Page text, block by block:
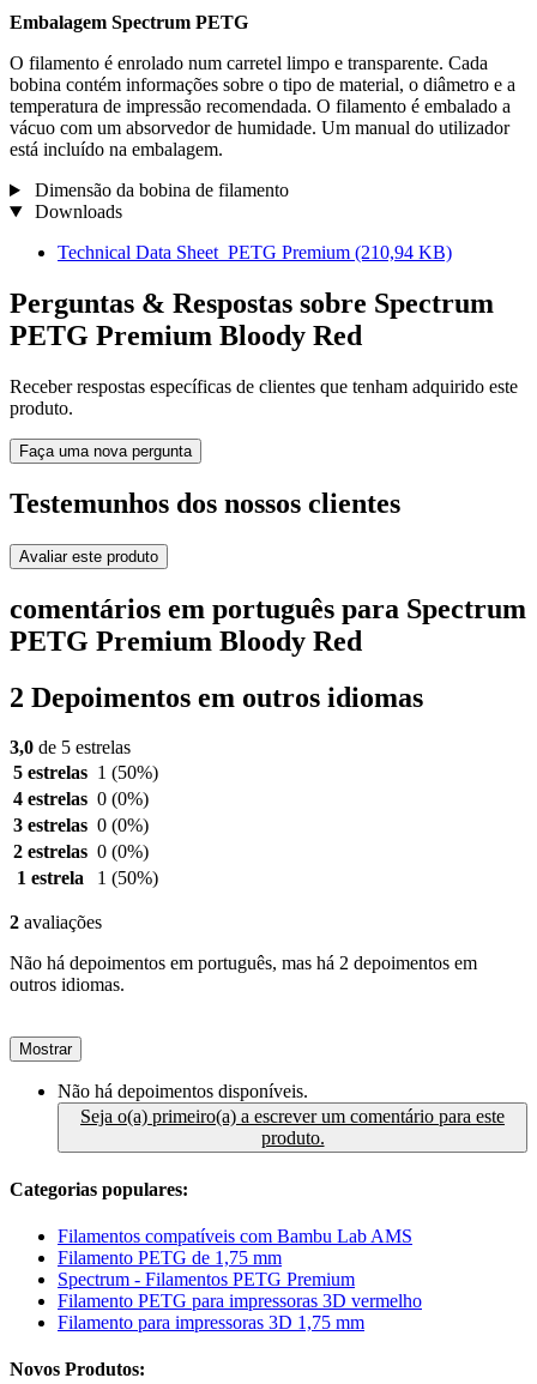
Embalagem Spectrum PETG
O filamento é enrolado num carretel limpo e transparente. Cada
bobina contém informações sobre o tipo de material, o diâmetro e a
temperatura de impressão recomendada. O filamento é embalado a
vácuo com um absorvedor de humidade. Um manual do utilizador
está incluído na embalagem.
Dimensão da bobina de filamento
Downloads
Technical Data Sheet_PETG Premium (210,94 KB)
Perguntas & Respostas sobre Spectrum
PETG Premium Bloody Red
Receber respostas específicas de clientes que tenham adquirido este
produto.
Faça uma nova pergunta
Testemunhos dos nossos clientes
Avaliar este produto
comentários em português para Spectrum
PETG Premium Bloody Red
2 Depoimentos em outros idiomas
3,0 de 5 estrelas
5 estrelas 1 (50%)
4 estrelas 0 (0%)
3 estrelas 0 (0%)
2 estrelas 0 (0%)
1 estrela
1 (50%)
2 avaliações
Não há depoimentos em português, mas há 2 depoimentos em
outros idiomas.
Mostrar
Não há depoimentos disponíveis.
Seja o(a) primeiro(a) a escrever um comentário para este
produto.
Categorias populares:
Filamentos compatíveis com Bambu Lab AMS
Filamento PETG de 1,75 mm
Spectrum - Filamentos PETG Premium
Filamento PETG para impressoras 3D vermelho
Filamento para impressoras 3D 1,75 mm
Novos Produtos: